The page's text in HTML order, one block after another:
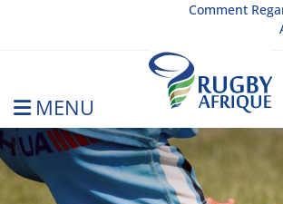
Comment
MENU
Rugby Afrique